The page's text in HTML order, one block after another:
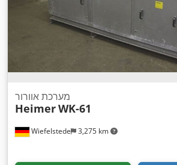
Wiefelstede 3,275 km
מערכת אוורור
HeimerWK-61